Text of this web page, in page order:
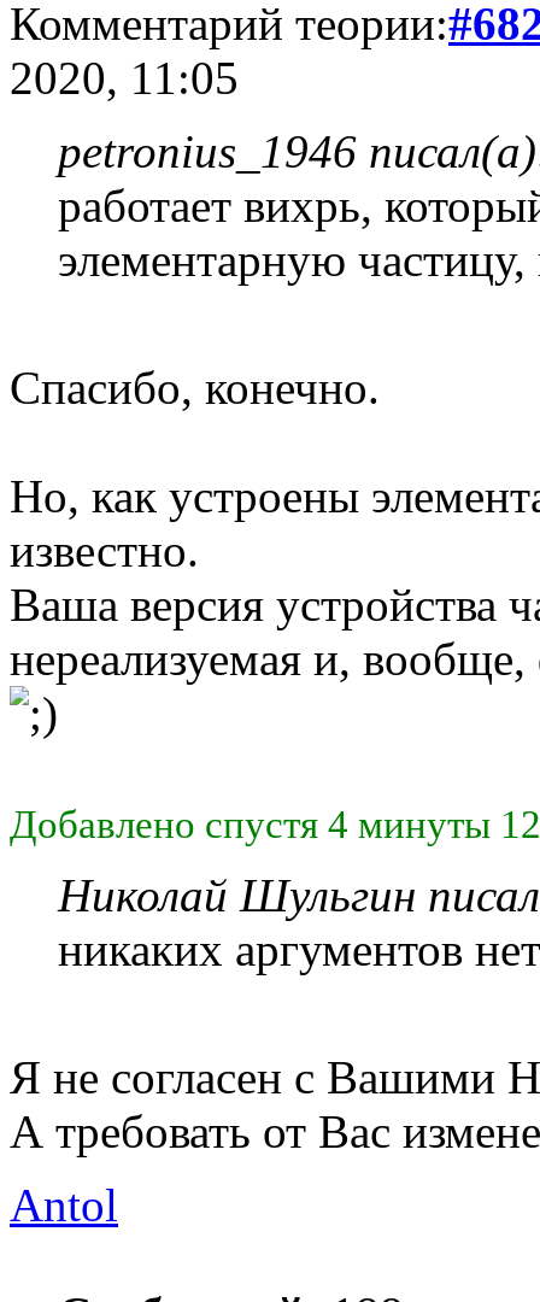
Комментарий теории:
2020, 11:05
petronius_1946
работает вихрь,
элементарную
Спасибо, конечно.
Но, как устроены
известно.
Ваша версия устройства
нереализуемая и, вообще,
Добавлено спустя 4 минуты
Николай Шульгин
никаких аргументов
Я не согласен с Вашими
А требовать от Вас
Antol